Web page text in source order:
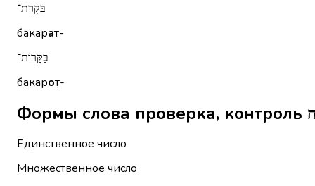
בַּקָּרַת־
бакарат-
בַּקָּרוֹת־
бакарот-
Единственное число
Множественное число